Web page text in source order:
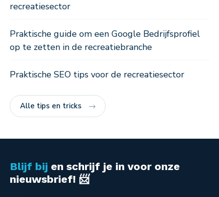
recreatiesector
Praktische guide om een Google Bedrijfsprofiel
op te zetten in de recreatiebranche
Praktische SEO tips voor de recreatiesector
Alle tips en tricks
Blijf bij en schrijf je in voor onze
nieuwsbrief! 📨